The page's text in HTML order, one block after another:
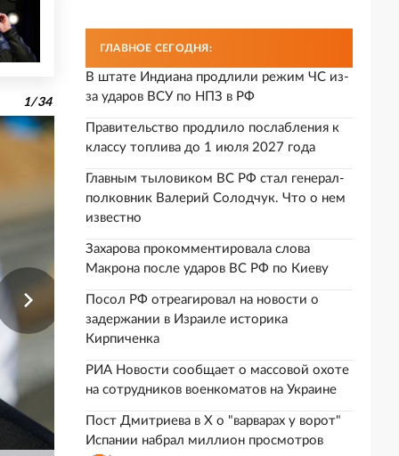
1/34
ГЛАВНОЕ СЕГОДНЯ:
В штате Индиана продлили режим ЧС из-
за ударов ВСУ по НПЗ в РФ
Правительство продлило послабления к
классу топлива до 1 июля 2027 года
Главным тыловиком ВС РФ стал генерал-
полковник Валерий Солодчук. Что о нем
известно
Захарова прокомментировала слова
Макрона после ударов ВС РФ по Киеву
Посол РФ отреагировал на новости о
задержании в Израиле историка
Кирпиченка
РИА Новости сообщает о массовой охоте
на сотрудников военкоматов на Украине
Пост Дмитриева в X о "варварах у ворот"
Испании набрал миллион просмотров